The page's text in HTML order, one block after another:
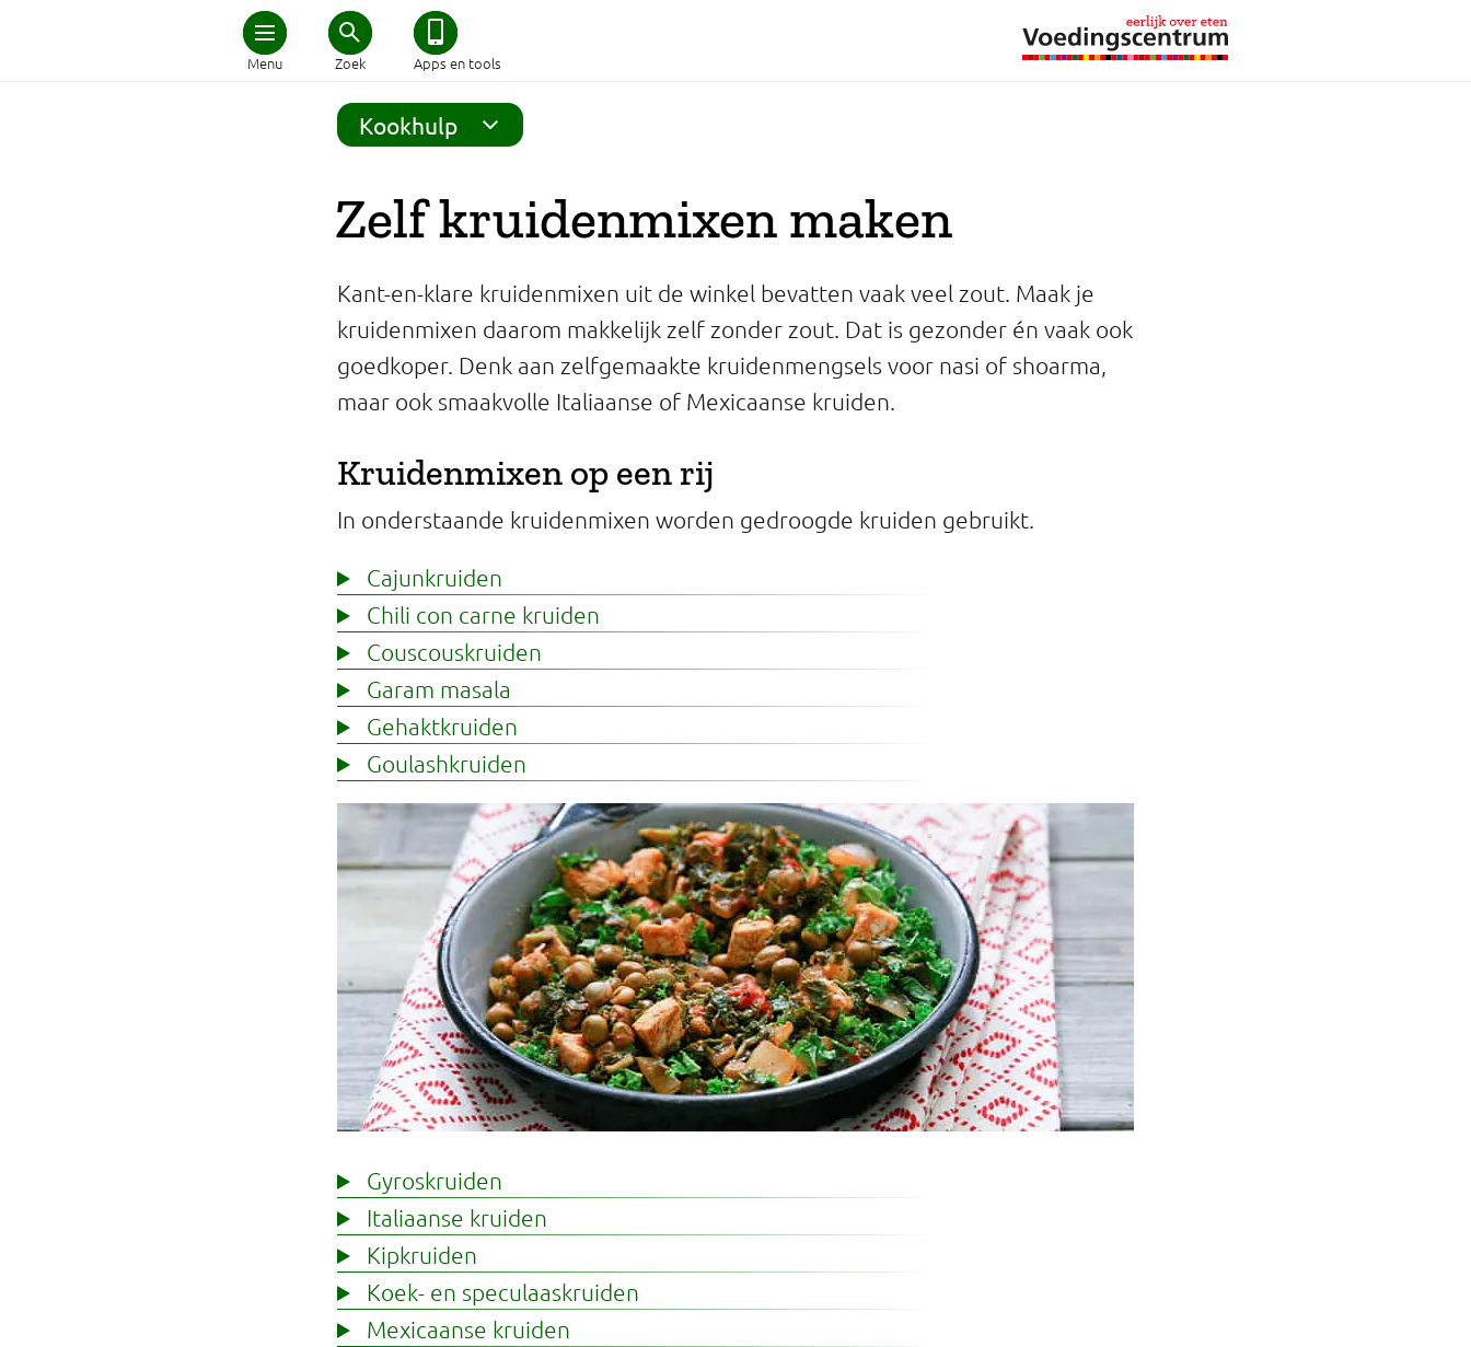
Menu Zoek Apps en tools
Home
Schijf van Vijf
Afvallen
Zwanger en kind
Duurzaam eten
Professionals
Onderwijs
Eetomgevingen
Kookhulp
Zelf kruidenmixen maken
Kant-en-klare kruidenmixen uit de winkel bevatten vaak veel zout. Maak je
kruidenmixen daarom makkelijk zelf zonder zout. Dat is gezonder én vaak ook
goedkoper. Denk aan zelfgemaakte kruidenmengsels voor nasi of shoarma,
maar ook smaakvolle Italiaanse of Mexicaanse kruiden.
Kruidenmixen op een rij
In onderstaande kruidenmixen worden gedroogde kruiden gebruikt.
Cajunkruiden
Chili con carne kruiden
Couscouskruiden
Garam masala
Gehaktkruiden
Goulashkruiden
Gyroskruiden
Italiaanse kruiden
Kipkruiden
Koek- en speculaaskruiden
Mexicaanse kruiden